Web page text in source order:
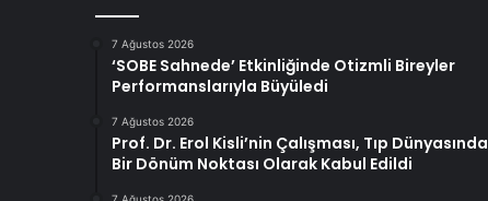
7 Ağustos 2026
‘SOBE Sahnede’ Etkinliğinde Otizmli Bireyler
Performanslarıyla Büyüledi
7 Ağustos 2026
Prof. Dr. Erol Kisli’nin Çalışması, Tıp Dünyasında
Bir Dönüm Noktası Olarak Kabul Edildi